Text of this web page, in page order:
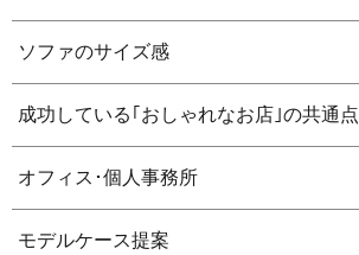
ソファのサイズ感
成功している｢おしゃれなお店｣の共通点
オフィス･個人事務所
モデルケース提案